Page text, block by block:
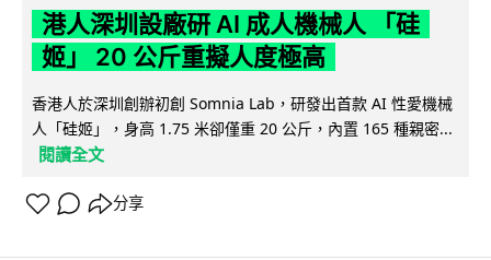
港人深圳設廠研 AI 成人機械人 「硅
姬」 20 公斤重擬人度極高
香港人於深圳創辦初創 Somnia Lab，研發出首款 AI 性愛機械
人「硅姬」，身高 1.75 米卻僅重 20 公斤，內置 165 種親密...
閱讀全文
分享